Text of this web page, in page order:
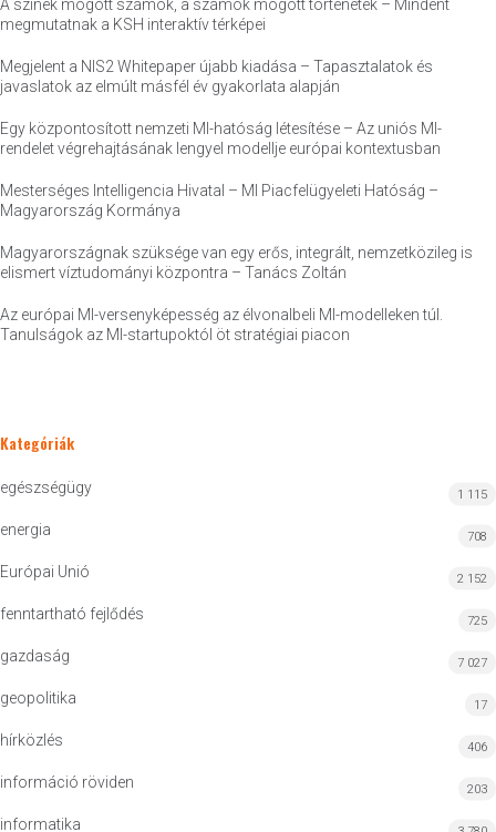
A színek mögött számok, a számok mögött történetek – Mindent
megmutatnak a KSH interaktív térképei
Megjelent a NIS2 Whitepaper újabb kiadása – Tapasztalatok és
javaslatok az elmúlt másfél év gyakorlata alapján
Egy központosított nemzeti MI-hatóság létesítése – Az uniós MI-
rendelet végrehajtásának lengyel modellje európai kontextusban
Mesterséges Intelligencia Hivatal – MI Piacfelügyeleti Hatóság –
Magyarország Kormánya
Magyarországnak szüksége van egy erős, integrált, nemzetközileg is
elismert víztudományi központra – Tanács Zoltán
Az európai MI-versenyképesség az élvonalbeli MI-modelleken túl.
Tanulságok az MI-startupoktól öt stratégiai piacon
Kategóriák
egészségügy 1 115
energia 708
Európai Unió 2 152
fenntartható fejlődés 725
gazdaság 7 027
geopolitika 17
hírközlés 406
információ röviden 203
informatika